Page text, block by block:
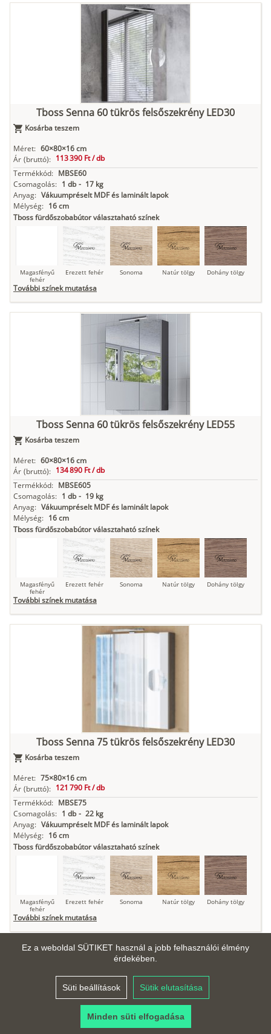
Ez a weboldal SÜTIKET használ a jobb felhasználói élmény
érdekében.
Süti beállítások Sütik elutasítása
Minden süti elfogadása
Grafit fa Loft beton
Szupermatt
fehér
Kőszürke Nádzöld Füstös zöld
Tboss Senna 60 tükrös felsőszekrény LED30
Kosárba teszem
Méret: 60×80×16 cm
Ár (bruttó): 113 390 Ft /db
Termékkód: MBSE60
Csomagolás: 1 db - 17 kg
Anyag: Vákuumpréselt MDF és laminált lapok
Mélység: 16 cm
Tboss fürdőszobabútor választaható színek
Magasfényű
fehér
Erezett fehér Sonoma Natúr tölgy Dohány tölgy
További színek mutatása
Tboss Senna 60 tükrös felsőszekrény LED55
Kosárba teszem
Méret: 60×80×16 cm
Ár (bruttó): 134 890 Ft /db
Termékkód: MBSE605
Csomagolás: 1 db - 19 kg
Anyag: Vákuumpréselt MDF és laminált lapok
Mélység: 16 cm
Tboss fürdőszobabútor választaható színek
Magasfényű
fehér
Erezett fehér Sonoma Natúr tölgy Dohány tölgy
Antracit Matt fekete
További színek mutatása
Tboss Senna 75 tükrös felsőszekrény LED30
Kosárba teszem
Méret: 75×80×16 cm
Ár (bruttó): 121 790 Ft /db
Termékkód: MBSE75
Csomagolás: 1 db - 22 kg
Anyag: Vákuumpréselt MDF és laminált lapok
Mélység: 16 cm
Tboss fürdőszobabútor választaható színek
Magasfényű
fehér
Erezett fehér Sonoma Natúr tölgy Dohány tölgy
Loft beton
Kőszürke Nádzöld Füstös zöld
További színek mutatása